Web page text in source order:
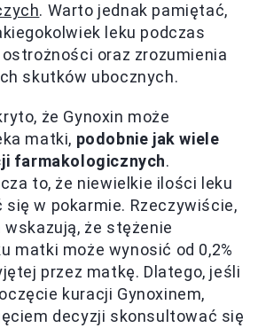
. Warto jednak pamiętać,
leku podczas
oraz zrozumienia
skutków ubocznych.
że Gynoxin może
matki, podobnie jak wiele
farmakologicznych.
to, że niewielkie ilości leku
się w pokarmie. Rzeczywiście,
że stężenie
matki może wynosić od 0,2%
przez matkę. Dlatego, jeśli
kuracji Gynoxinem,
decyzji skonsultować się